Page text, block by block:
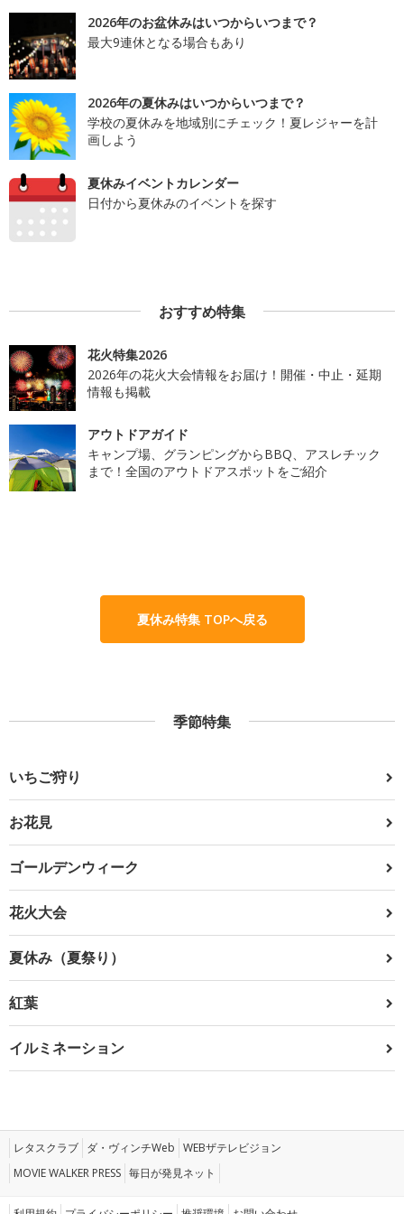
2026年のお盆休みはいつからいつまで？
最大9連休となる場合もあり
2026年の夏休みはいつからいつまで？
学校の夏休みを地域別にチェック！夏レジャーを計
画しよう
夏休みイベントカレンダー
日付から夏休みのイベントを探す
おすすめ特集
花火特集2026
2026年の花火大会情報をお届け！開催・中止・延期
情報も掲載
アウトドアガイド
キャンプ場、グランピングからBBQ、アスレチック
まで！全国のアウトドアスポットをご紹介
夏休み特集 TOPへ戻る
季節特集
いちご狩り
お花見
ゴールデンウィーク
花火大会
夏休み（夏祭り）
紅葉
イルミネーション
レタスクラブ ダ・ヴィンチWeb WEBザテレビジョン
MOVIE WALKER PRESS 毎日が発見ネット